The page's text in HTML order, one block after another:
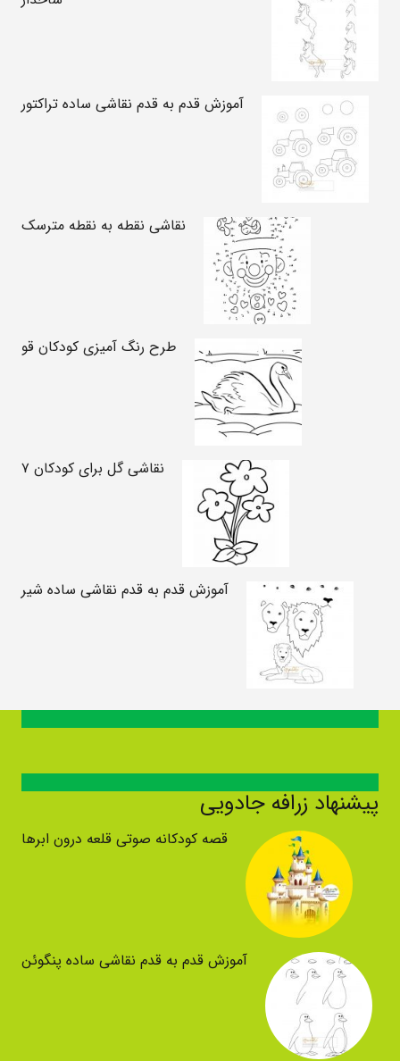
آموزش قدم به قدم نقاشی ساده تراکتور
نقاشی نقطه به نقطه مترسک
طرح رنگ آمیزی کودکان قو
نقاشی گل برای کودکان ۷
آموزش قدم به قدم نقاشی ساده شیر
پیشنهاد زرافه جادویی
قصه کودکانه صوتی قلعه درون ابرها
آموزش قدم به قدم نقاشی ساده پنگوئن